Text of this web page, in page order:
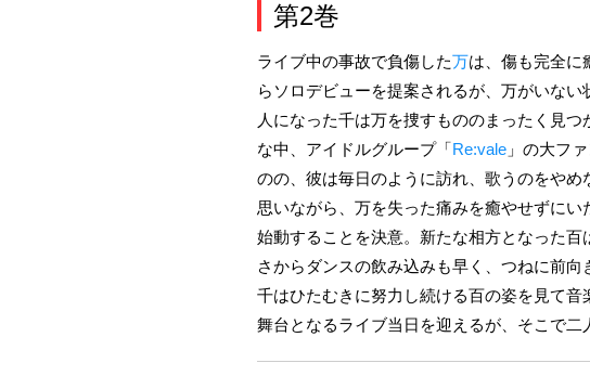
第2巻
ライブ中の事故で負傷した万は、傷も完全に
らソロデビューを提案されるが、万がいな
人になった千は万を捜すもののまったく見
な中、アイドルグループ「Re:vale 」の大フ
のの、彼は毎日のように訪れ、歌うのをや
思いながら、万を失った痛みを癒やせずに
始動することを決意。新たな相方となった
さからダンスの飲み込みも早く、つねに前
千はひたむきに努力し続ける百の姿を見て
舞台となるライブ当日を迎えるが、そこで二